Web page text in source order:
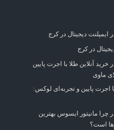
ایمپلنت دیجیتال در کرج
در کرج
خرید آنلاین طلا با اجرت پایین
ماوی
اجرت پایین و تجربه‌ای لوکس:
چرا مانیتور ایسوس بهترین
است؟